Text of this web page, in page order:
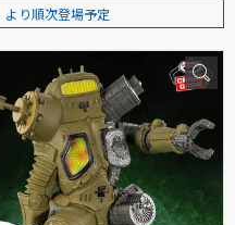
り順次登場予定